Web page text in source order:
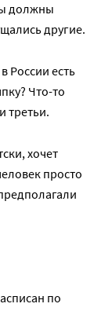
должны
другие.
России есть
Что-то
третьи.
хочет
просто
по